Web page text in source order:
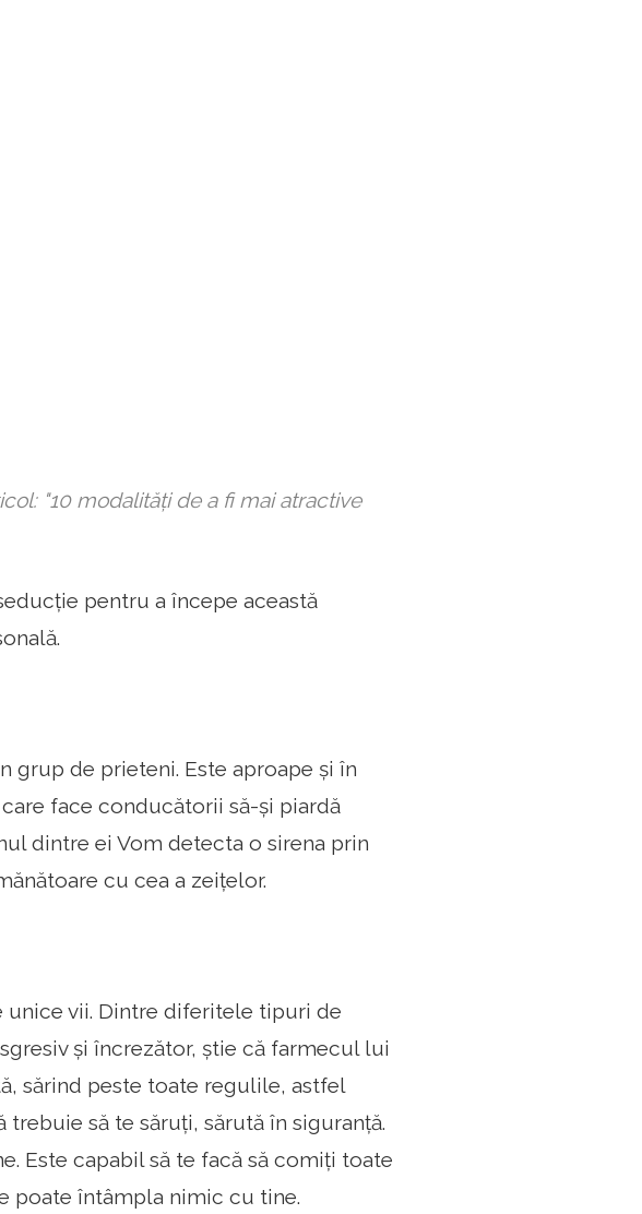
"10 modalități de a fi mai atractive
pentru a începe această
grup de prieteni. Este aproape și în
face conducătorii să-și piardă
dintre ei Vom detecta o sirena prin
cu cea a zeițelor.
unice vii. Dintre diferitele tipuri de
și încrezător, știe că farmecul lui
sărind peste toate regulile, astfel
să te săruți, sărută în siguranță.
Este capabil să te facă să comiți toate
poate întâmpla nimic cu tine.